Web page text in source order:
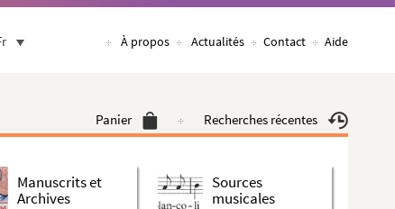
À propos Actualités Contact Aide
Panier Recherches récentes
Manuscrits et
Archives
Sources
musicales